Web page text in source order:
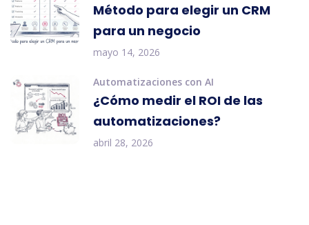
Método para elegir un CRM
para un negocio
mayo 14, 2026
Automatizaciones con AI
¿Cómo medir el ROI de las
automatizaciones?
abril 28, 2026